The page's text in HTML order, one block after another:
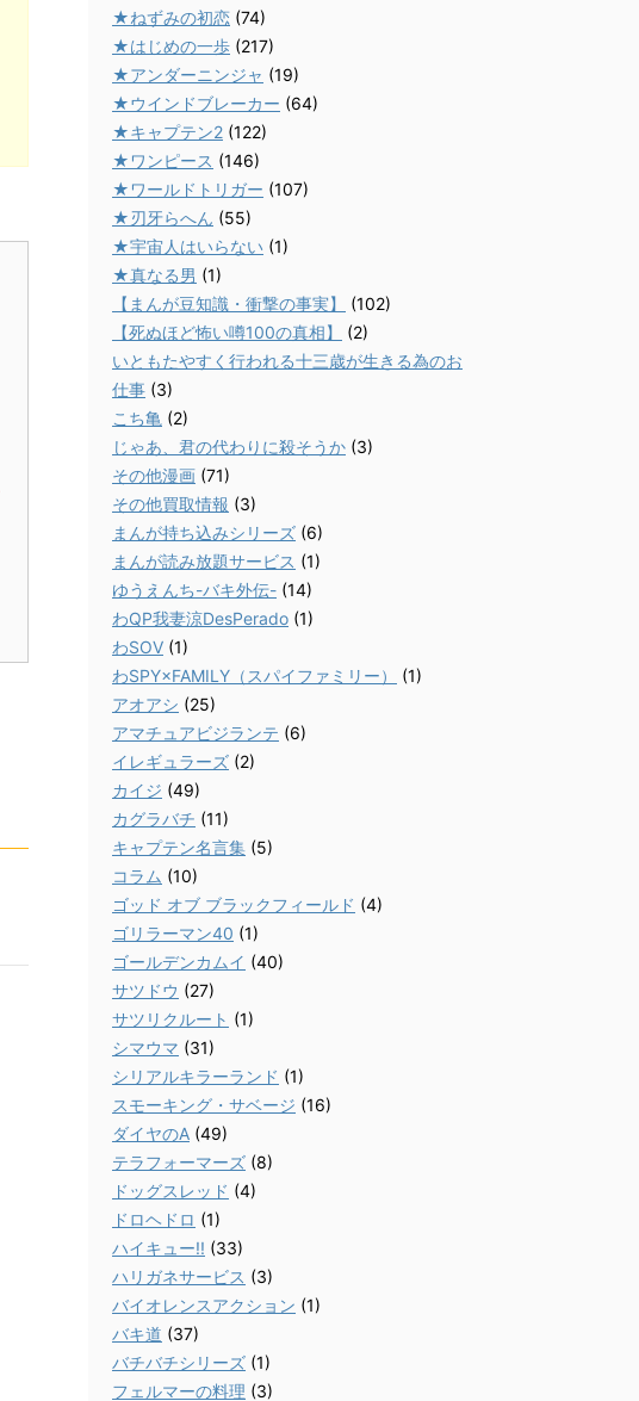
★ねずみの初恋 (74)
★はじめの一歩 (217)
★アンダーニンジャ (19)
★ウインドブレーカー (64)
★キャプテン2 (122)
★ワンピース (146)
★ワールドトリガー (107)
★刃牙らへん (55)
★宇宙人はいらない (1)
★真なる男 (1)
【まんが豆知識・衝撃の事実】
(102)
【死ぬほど怖い噂100の真相】
(2)
いともたやすく行われる十三歳が生きる為のお
仕事 (3)
こち亀 (2)
じゃあ、君の代わりに殺そうか (3)
その他漫画 (71)
その他買取情報 (3)
まんが持ち込みシリーズ (6)
まんが読み放題サービス (1)
ゆうえんち-バキ外伝- (14)
わQP我妻涼DesPerado (1)
わSOV (1)
わSPY×FAMILY（スパイファミリー）
(1)
アオアシ (25)
アマチュアビジランテ (6)
イレギュラーズ (2)
カイジ (49)
カグラバチ (11)
キャプテン名言集 (5)
コラム (10)
ゴッド オブ ブラックフィールド (4)
ゴリラーマン40 (1)
ゴールデンカムイ (40)
サツドウ (27)
サツリクルート (1)
シマウマ (31)
シリアルキラーランド (1)
スモーキング・サベージ (16)
ダイヤのA (49)
テラフォーマーズ (8)
ドッグスレッド (4)
ドロヘドロ (1)
ハイキュー!! (33)
ハリガネサービス (3)
バイオレンスアクション (1)
バキ道 (37)
バチバチシリーズ (1)
フェルマーの料理 (3)